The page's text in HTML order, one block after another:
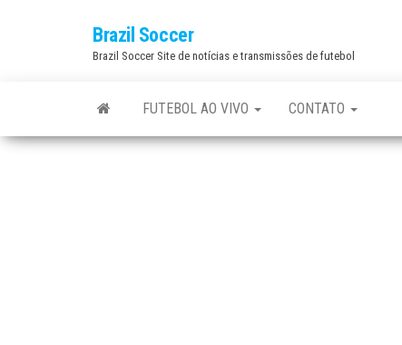
Brazil Soccer
Brazil Soccer Site de notícias e transmissões de futebol
FUTEBOL AO VIVO CONTATO